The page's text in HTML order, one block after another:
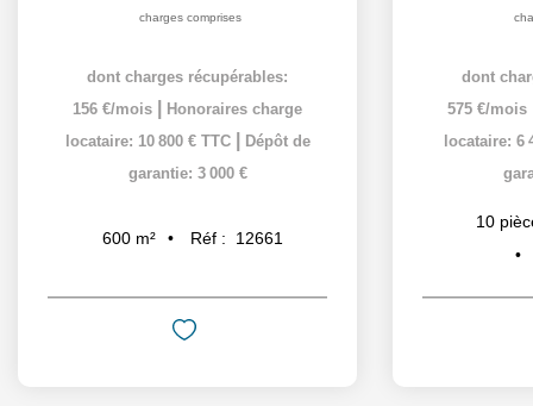
charges comprises
dont charges récupérables:
156 €/mois
Honoraires charge
locataire: 10 800 € TTC
Dépôt de
garantie: 3 000 €
600 m² Réf : 12661
dont
575 €/mois
locataire: 6
10